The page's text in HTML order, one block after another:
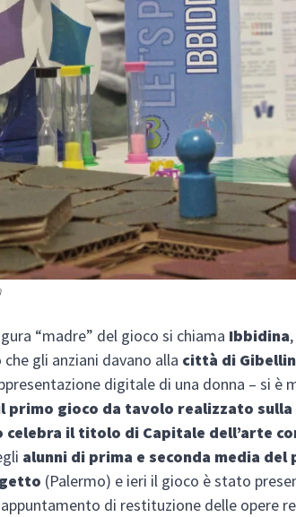
“madre” del gioco si chiama Ibbidina
gli anziani davano alla città di
digitale di una donna – si è
il primo gioco da tavolo realizzato
celebra il titolo di Capitale dell’arte
alunni di prima e seconda media del
(Palermo) e ieri il gioco è stato
di restituzione delle opere